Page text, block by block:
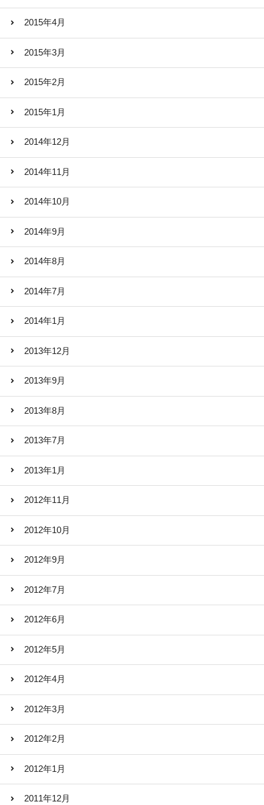
2015年4月
2015年3月
2015年2月
2015年1月
2014年12月
2014年11月
2014年10月
2014年9月
2014年8月
2014年7月
2014年1月
2013年12月
2013年9月
2013年8月
2013年7月
2013年1月
2012年11月
2012年10月
2012年9月
2012年7月
2012年6月
2012年5月
2012年4月
2012年3月
2012年2月
2012年1月
2011年12月